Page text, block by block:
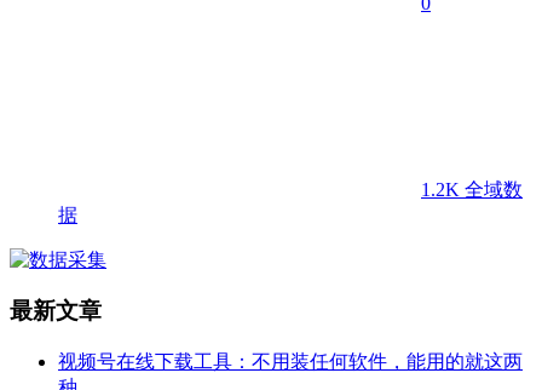
1.2K 全域数
据
最新文章
视频号在线下载工具：不用装任何软件，能用的就这两